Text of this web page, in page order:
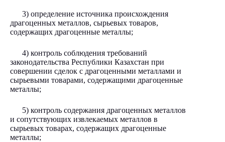
3) определение источника происхождения
драгоценных металлов, сырьевых товаров,
содержащих драгоценные металлы;
4) контроль соблюдения требований
законодательства Республики Казахстан при
совершении сделок с драгоценными металлами и
сырьевыми товарами, содержащими драгоценные
металлы;
5) контроль содержания драгоценных металлов
и сопутствующих извлекаемых металлов в
сырьевых товарах, содержащих драгоценные
металлы;